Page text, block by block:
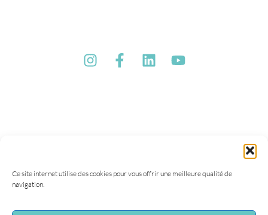
Ce site internet utilise des cookies pour vous offrir une meilleure qualité de
navigation.